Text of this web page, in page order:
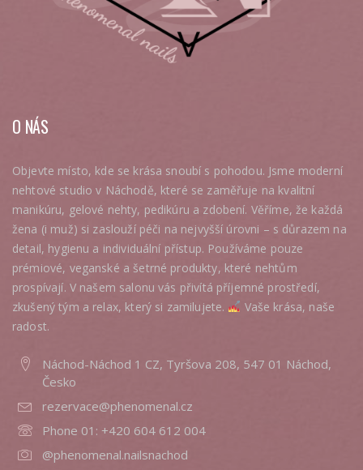
O NÁS
Objevte místo, kde se krása snoubí s pohodou. Jsme moderní
nehtové studio v Náchodě, které se zaměřuje na kvalitní
manikúru, gelové nehty, pedikúru a zdobení. Věříme, že každá
žena (i muž) si zaslouží péči na nejvyšší úrovni – s důrazem na
detail, hygienu a individuální přístup. Používáme pouze
prémiové, veganské a šetrné produkty, které nehtům
prospívají. V našem salonu vás přivítá příjemné prostředí,
zkušený tým a relax, který si zamilujete.
Vaše krása, naše
radost.
Náchod-Náchod 1 CZ, Tyršova 208, 547 01 Náchod,
Česko
rezervace@phenomenal.cz
Phone 01: +420 604 612 004
@phenomenal.nailsnachod